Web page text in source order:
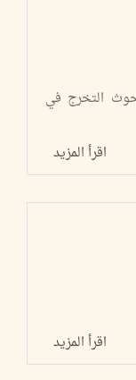
التخرج في
اقرأ المزيد
اقرأ المزيد